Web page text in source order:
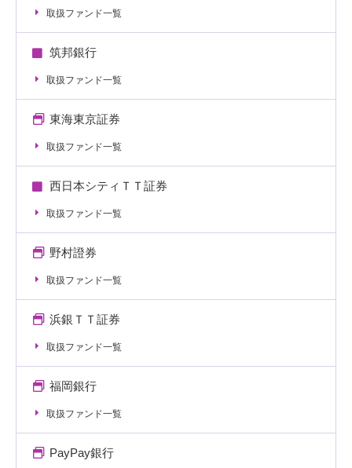
取扱ファンド一覧
筑邦銀行
取扱ファンド一覧
東海東京証券
取扱ファンド一覧
西日本シティＴＴ証券
取扱ファンド一覧
野村證券
取扱ファンド一覧
浜銀ＴＴ証券
取扱ファンド一覧
福岡銀行
取扱ファンド一覧
PayPay銀行